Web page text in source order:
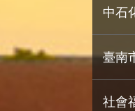
中石
臺南
社會